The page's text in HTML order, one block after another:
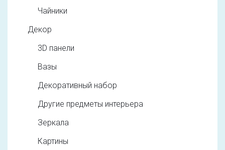
Чайники
Декор
3D панели
Вазы
Декоративный набор
Другие предметы интерьера
Зеркала
Картины